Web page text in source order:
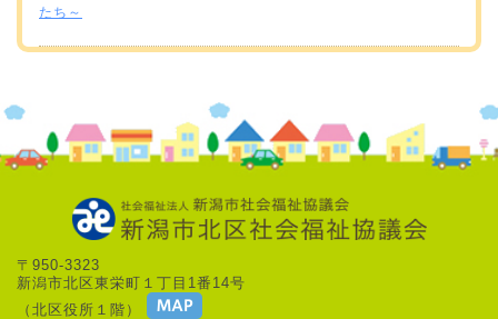
たち～
〒950-3323
新潟市北区東栄町１丁目1番14号
（北区役所１階）